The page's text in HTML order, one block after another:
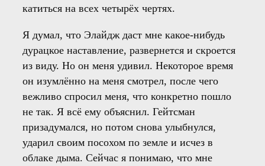
катиться на всех четырёх чертях.
Я думал, что Элайдж даст мне какое-нибудь
дурацкое наставление, развернется и скроется
из виду. Но он меня удивил. Некоторое время
он изумлённо на меня смотрел, после чего
вежливо спросил меня, что конкретно пошло
не так. Я всё ему объяснил. Гейтсман
призадумался, но потом снова улыбнулся,
ударил своим посохом по земле и исчез в
облаке дыма. Сейчас я понимаю, что мне